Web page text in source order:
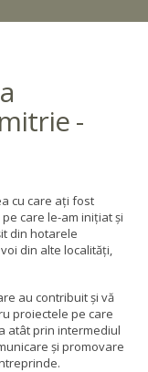
-
cu care ați fost
care le-am inițiat și
din hotarele
din alte localități,
au contribuit și vă
proiectele pe care
atât prin intermediul
și promovare